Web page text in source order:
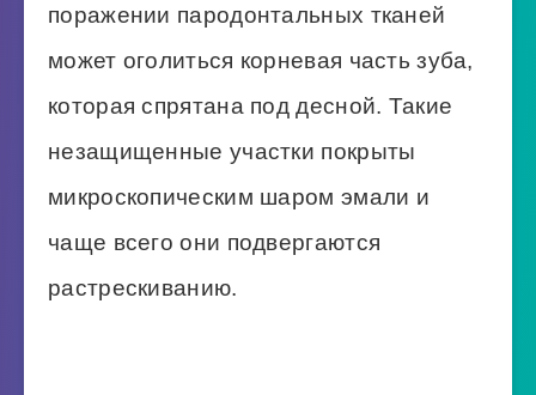
поражении пародонтальных тканей
может оголиться корневая часть зуба,
которая спрятана под десной. Такие
незащищенные участки покрыты
микроскопическим шаром эмали и
чаще всего они подвергаются
растрескиванию.